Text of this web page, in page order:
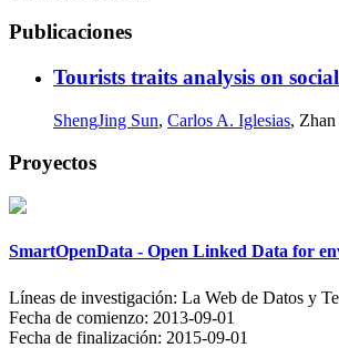
Publicaciones
Tourists traits analysis on
ShengJing Sun, Carlos A. Iglesias,
Proyectos
SmartOpenData - Open Linked Data for
Líneas de investigación: La Web de Datos y
Fecha de comienzo: 2013-09-01
Fecha de finalización: 2015-09-01